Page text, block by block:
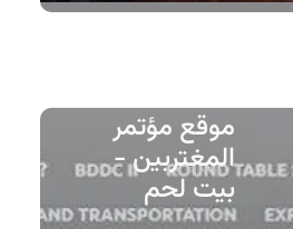
موقع مؤتمر
المغتربين -
بيت لحم